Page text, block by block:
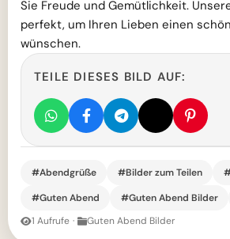
Sie Freude und Gemütlichkeit.
perfekt, um Ihren Lieben einen
wünschen.
TEILE DIESES BILD AUF:
#Abendgrüße #Bilder zum Teilen
#Guten Abend
#Guten Abend Bilder
1 Aufrufe · Guten Abend Bilder